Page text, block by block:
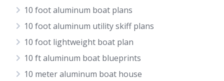
10 foot aluminum boat plans
10 foot aluminum utility skiff plans
10 foot lightweight boat plan
10 ft aluminum boat blueprints
10 meter aluminum boat house